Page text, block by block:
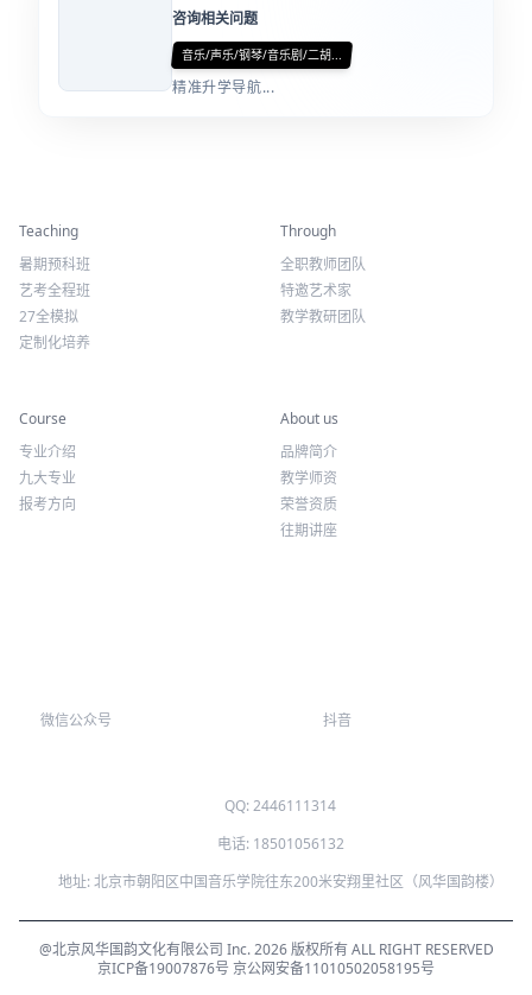
咨询相关问题
音乐/声乐/钢琴/音乐剧/二胡...
精准升学导航...
Teaching
暑期预科班
艺考全程班
27全模拟
定制化培养
Through
全职教师团队
特邀艺术家
教学教研团队
Course
专业介绍
九大专业
报考方向
About us
品牌简介
教学师资
荣誉资质
往期讲座
微信公众号 抖音
QQ: 2446111314
电话: 18501056132
地址: 北京市朝阳区中国音乐学院往东200米安翔里社区（风华国韵楼）
@北京风华国韵文化有限公司 Inc. 2026 版权所有 ALL RIGHT RESERVED
京ICP备19007876号 京公网安备11010502058195号